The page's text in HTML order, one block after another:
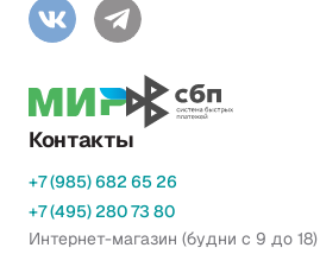
Контакты
+7 (985) 682 65 26
+7 (495) 280 73 80
Интернет-магазин (будни с 9 до 18)